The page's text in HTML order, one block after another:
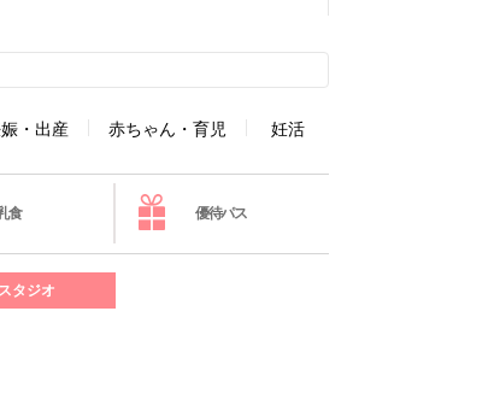
・出産 赤ちゃん・育児 妊活
食 優待パス
タジオ